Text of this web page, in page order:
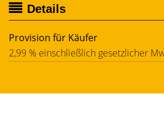
Details
Provision für Käufer
2,99 % einschließlich gesetzlicher